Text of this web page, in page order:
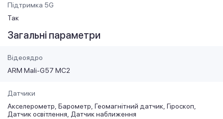
Підтримка 5G
Так
Загальні параметри
Відеоядро
ARM Mali-G57 MC2
Датчики
Акселерометр Барометр Геомагнітний датчик Гіроскоп
Датчик освітлення Датчик наближення